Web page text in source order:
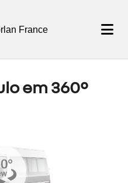
France
em 360°